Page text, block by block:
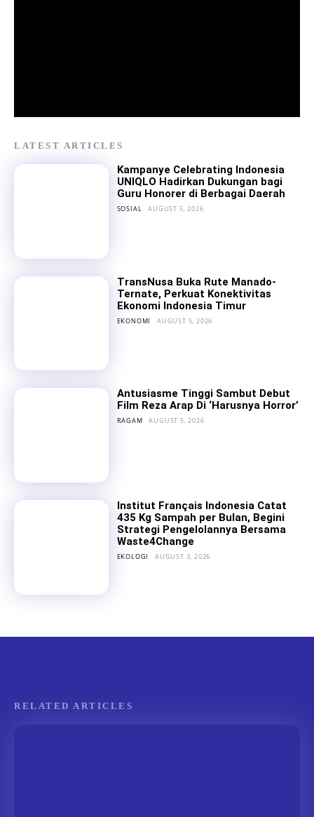
LATEST ARTICLES
Kampanye Celebrating Indonesia
UNIQLO Hadirkan Dukungan bagi
Guru Honorer di Berbagai Daerah
SOSIAL AUGUST 5, 2026
TransNusa Buka Rute Manado-
Ternate, Perkuat Konektivitas
Ekonomi Indonesia Timur
EKONOMI AUGUST 5, 2026
Antusiasme Tinggi Sambut Debut
Film Reza Arap Di ‘Harusnya Horror’
RAGAM AUGUST 5, 2026
Institut Français Indonesia Catat
435 Kg Sampah per Bulan, Begini
Strategi Pengelolannya Bersama
Waste4Change
EKOLOGI AUGUST 3, 2026
RELATED ARTICLES